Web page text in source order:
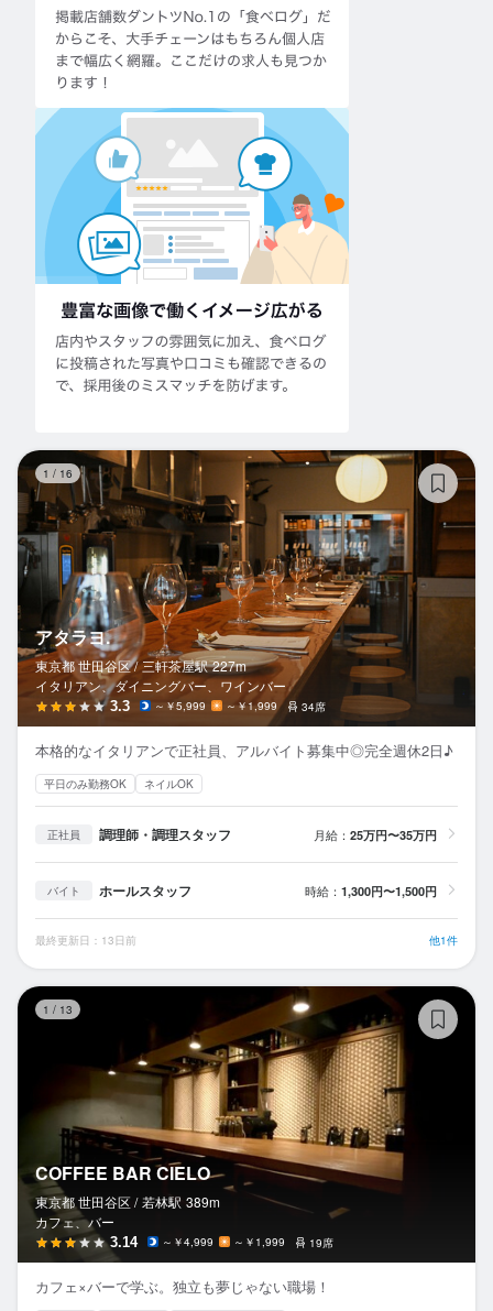
1 / 16
アタラヨ.
東京都 世田谷区 / 三軒茶屋駅 227m
イタリアン、ダイニングバー、ワインバー
3.3 ～￥5,999 ～￥1,999 34席
本格的なイタリアンで正社員、アルバイト募集中◎完全週休2日♪
平日のみ勤務OK ネイルOK
正社員 調理師・調理スタッフ 月給： 25万円〜35万円
バイト ホールスタッフ 時給： 1,300円〜1,500円
最終更新日：13日前 他1件
1 / 13
COFFEE BAR CIELO
東京都 世田谷区 / 若林駅 389m
カフェ、バー
3.14 ～￥4,999 ～￥1,999 19席
カフェ×バーで学ぶ。独立も夢じゃない職場！